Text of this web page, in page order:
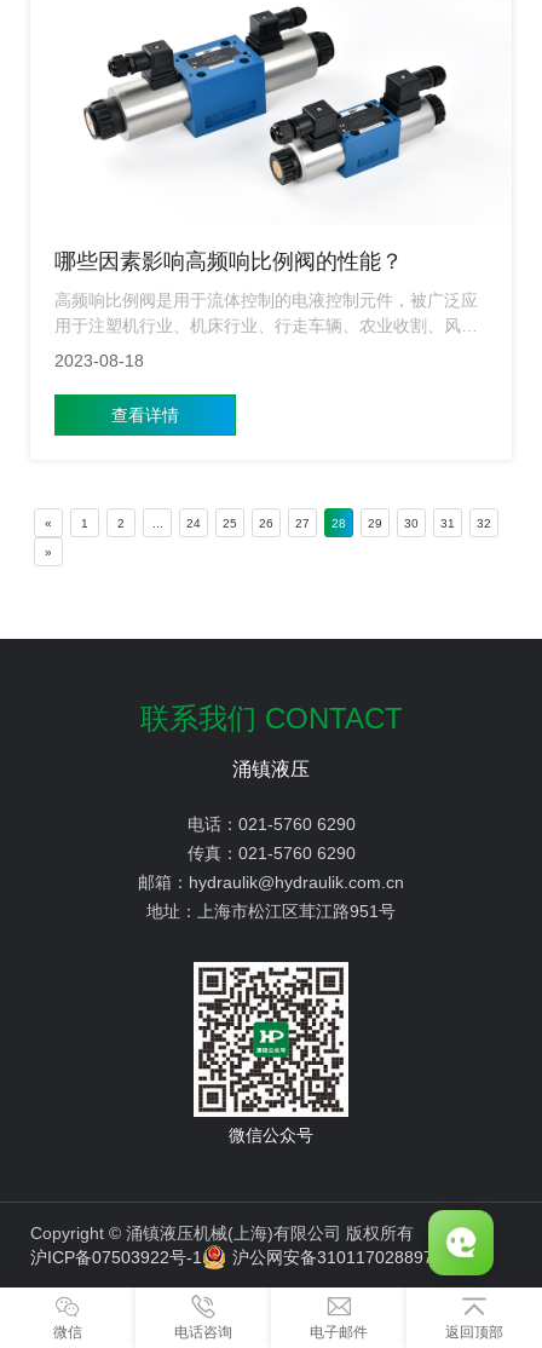
哪些因素影响高频响比例阀的性能？
高频响比例阀是用于流体控制的电液控制元件，被广泛应
用于注塑机行业、机床行业、行走车辆、农业收割、风力
发电、环保行业等领域。它的性能稳定性和可靠性对于系
时，一定要考虑多种因素，这些因素会直接影响到性能。
那么下面小编就来给大家简单的介绍下主要影响高频响比
2023-08-18
查看详情
« 1 2 24 25 26 27 28 29 30 31 32
»
联系我们 CONTACT
涌镇液压
电话： 021-5760 6290
传真： 021-5760 6290
邮箱： hydraulik@hydraulik.com.cn
地址：
上海市松江区茸江路951号
微信公众号
Copyright © 涌镇液压机械(上海)有限公司 版权所有
沪ICP备07503922号-1
沪公网安备31011702889776号
微信 电话咨询 电子邮件 返回顶部